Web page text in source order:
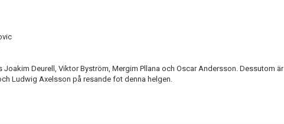
Joakim Deurell, Viktor Byström, Mergim Pllana och Oscar Andersson. Dessutom är
Ludwig Axelsson på resande fot denna helgen.